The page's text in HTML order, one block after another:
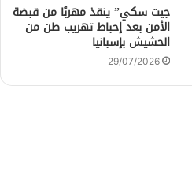
جيت سكي” ينقذ مهربًا من قبضة
الأمن بعد إحباط تهريب طن من
الحشيش بإسبانيا
29/07/2026